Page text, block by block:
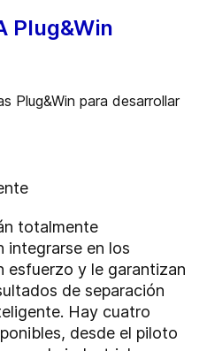
Plug&Win
totalmente
integrarse en los
esfuerzo y le garantizan
de separación
Hay cuatro
desde el piloto